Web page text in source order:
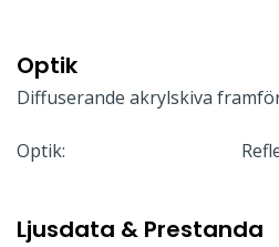
Optik
Diffuserande akrylskiva
Optik:
Ljusdata & Prestanda